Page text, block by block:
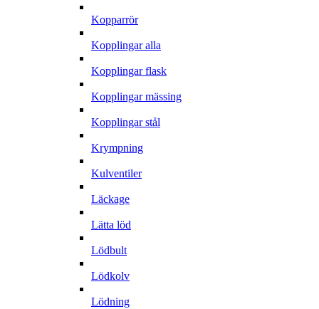
Kopparrör
Kopplingar alla
Kopplingar flask
Kopplingar mässing
Kopplingar stål
Krympning
Kulventiler
Läckage
Lätta löd
Lödbult
Lödkolv
Lödning